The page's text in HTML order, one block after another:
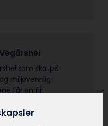
som skal på
miljøvennlig
får en fin